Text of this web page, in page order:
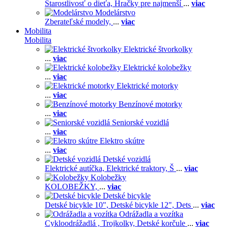
Starostlivosť o dieťa, Hračky pre najmenší ... viac
Modelárstvo
Zberateľské modely, ... viac
Mobilita
Mobilita
Elektrické štvorkolky
... viac
Elektrické kolobežky
... viac
Elektrické motorky
... viac
Benzínové motorky
... viac
Seniorské vozidlá
... viac
Elektro skútre
... viac
Detské vozidlá
Elektrické autíčka, Elektrické traktory, Š ... viac
Kolobežky
KOLOBEŽKY, ... viac
Detské bicykle
Detské bicykle 10", Detské bicykle 12", Dets ... viac
Odrážadla a vozítka
Cykloodrážadlá , Trojkolky, Detské korčule ... viac